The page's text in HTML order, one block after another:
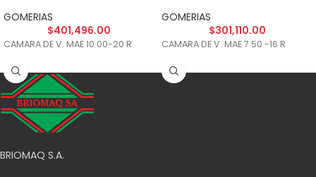
GOMERIAS
$401,496.00
CAMARA DE V. MAE 10.00-20 R
GOMERIAS
$301,110.00
CAMARA DE V. MAE 7.50 -16 R
BRIOMAQ S.A.